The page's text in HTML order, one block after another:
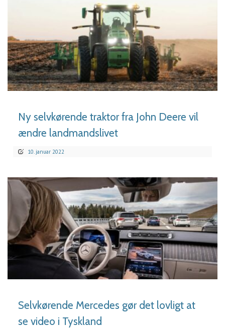
LÆS MERE
Ny selvkørende traktor fra John Deere vil
ændre landmandslivet
10. januar 2022
LÆS MERE
Selvkørende Mercedes gør det lovligt at
se video i Tyskland